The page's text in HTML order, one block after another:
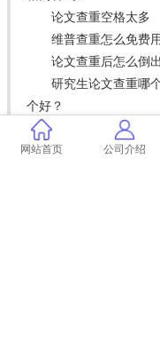
论文查重空格太多
维普查重怎么免费
论文查重后怎么倒
研究生论文查重哪
个好？
论文查重30百分之以
翟天临学术不端行
网站首页 公司介绍